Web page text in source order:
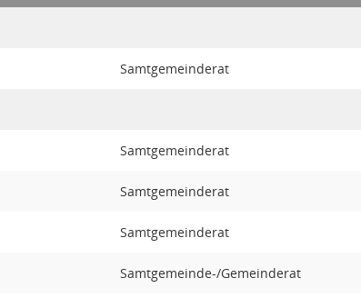
Samtgemeinderat
Samtgemeinderat
Samtgemeinderat
Samtgemeinderat
Samtgemeinde-/Gemeinderat